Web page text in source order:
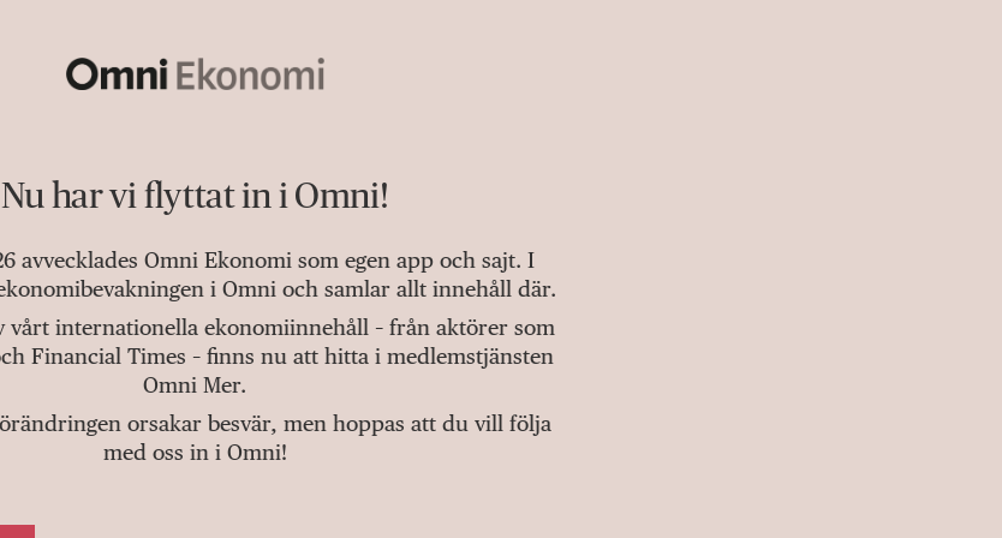
Nu har vi flyttat in i Omni!
avvecklades Omni Ekonomi som egen app och sajt. I
i Omni och samlar allt innehåll där.
vårt internationella ekonomiinnehåll – från aktörer som
Financial Times – finns nu att hitta i medlemstjänsten
Omni Mer.
orsakar besvär, men hoppas att du vill följa
med oss in i Omni!